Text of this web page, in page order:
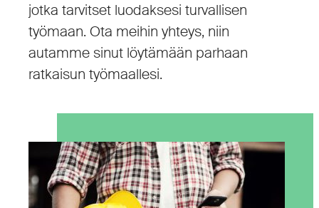
jotka tarvitset luodaksesi turvallisen
työmaan. Ota meihin yhteys, niin
autamme sinut löytämään parhaan
ratkaisun työmaallesi.